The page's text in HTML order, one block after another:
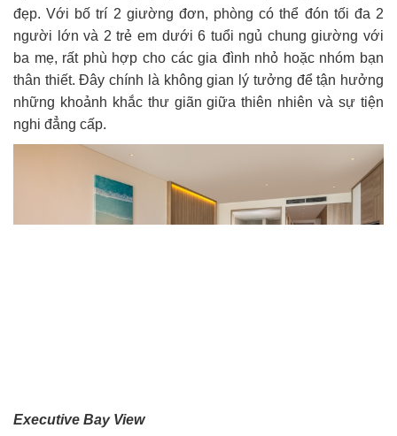
đẹp. Với bố trí 2 giường đơn, phòng có thể đón tối đa 2
người lớn và 2 trẻ em dưới 6 tuổi ngủ chung giường với
ba mẹ, rất phù hợp cho các gia đình nhỏ hoặc nhóm bạn
thân thiết. Đây chính là không gian lý tưởng để tận hưởng
những khoảnh khắc thư giãn giữa thiên nhiên và sự tiện
nghi đẳng cấp.
Executive Bay View